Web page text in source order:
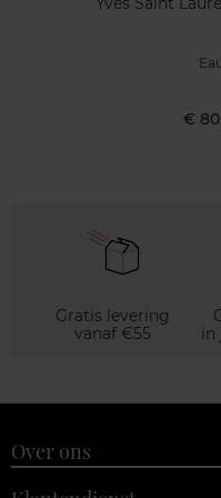
€
Gratis levering
vanaf €55
in
Over ons